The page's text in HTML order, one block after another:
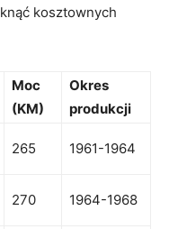
⁢kosztownych
Moc
(KM)
Okres
produkcji
265 1961-1964
270 1964-1968